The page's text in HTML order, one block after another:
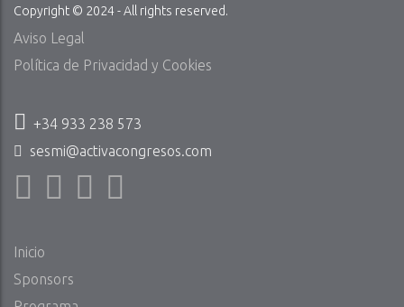
Copyright © 2024 - All rights reserved.
Aviso Legal
Política de Privacidad y Cookies
+34 933 238 573
sesmi@activacongresos.com
Inicio
Sponsors